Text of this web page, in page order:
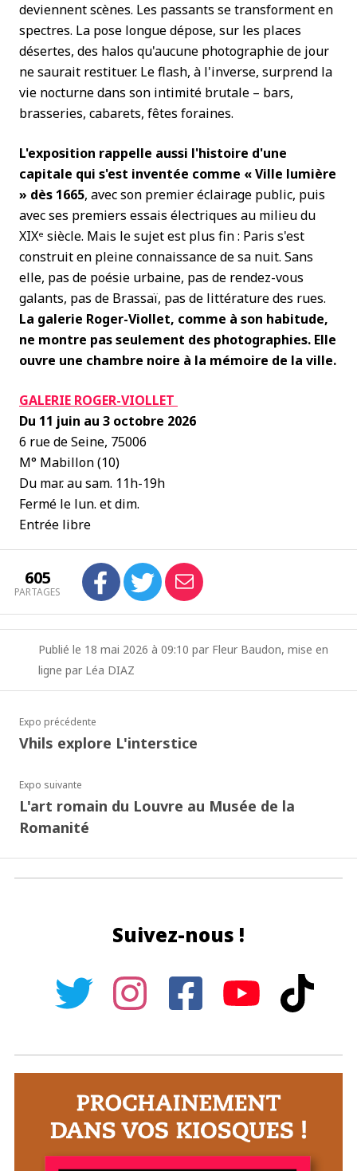
deviennent scènes. Les passants se transforment en
spectres. La pose longue dépose, sur les places
désertes, des halos qu'aucune photographie de jour
ne saurait restituer. Le flash, à l'inverse, surprend la
vie nocturne dans son intimité brutale – bars,
brasseries, cabarets, fêtes foraines.
L'exposition rappelle aussi l'histoire d'une
capitale qui s'est inventée comme « Ville lumière
» dès 1665, avec son premier éclairage public, puis
avec ses premiers essais électriques au milieu du
XIXᵉ siècle. Mais le sujet est plus fin : Paris s'est
construit en pleine connaissance de sa nuit. Sans
elle, pas de poésie urbaine, pas de rendez-vous
galants, pas de Brassaï, pas de littérature des rues.
La galerie Roger-Viollet, comme à son habitude,
ne montre pas seulement des photographies. Elle
ouvre une chambre noire à la mémoire de la ville.
GALERIE ROGER-VIOLLET
Du 11 juin au 3 octobre 2026
6 rue de Seine, 75006
M° Mabillon (10)
Du mar. au sam. 11h-19h
Fermé le lun. et dim.
Entrée libre
605
PARTAGES
Publié le 18 mai 2026 à 09:10 par Fleur Baudon, mise en
ligne par Léa DIAZ
Expo précédente
Vhils explore L'interstice
Expo suivante
L'art romain du Louvre au Musée de la
Romanité
Suivez-nous !